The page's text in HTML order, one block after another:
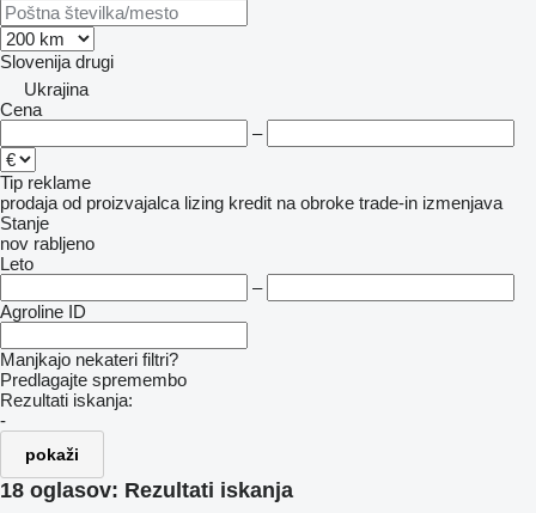
Slovenija drugi
Ukrajina
Cena
–
Tip reklame
prodaja od proizvajalca lizing kredit na obroke trade-in izmenjava
Stanje
nov rabljeno
Leto
–
Agroline ID
Manjkajo nekateri filtri?
Predlagajte spremembo
Rezultati iskanja:
-
pokaži
18 oglasov: Rezultati iskanja